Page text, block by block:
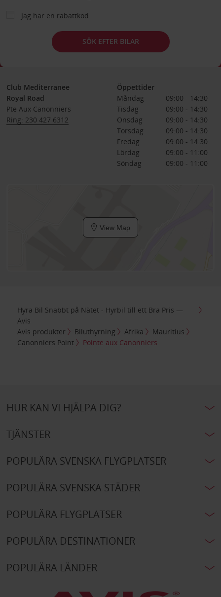
Jag har en rabattkod
SÖK EFTER BILAR
Club Mediterranee
Royal Road
Pte Aux Canonniers
Ring: 230 427 6312
Öppettider
Måndag
09:00 - 14:30
Tisdag
09:00 - 14:30
Onsdag
09:00 - 14:30
Torsdag
09:00 - 14:30
Fredag
09:00 - 14:30
Lördag
09:00 - 11:00
Söndag
09:00 - 11:00
View Map
Hyra Bil Snabbt på Nätet - Hyrbil till ett Bra Pris —
Avis
Avis produkter
Biluthyrning Afrika
Mauritius
Canonniers Point
Pointe aux Canonniers
HUR KAN VI HJÄLPA DIG?
TJÄNSTER
POPULÄRA SVENSKA FLYGPLATSER
POPULÄRA SVENSKA STÄDER
POPULÄRA FLYGPLATSER
POPULÄRA DESTINATIONER
POPULÄRA LÄNDER